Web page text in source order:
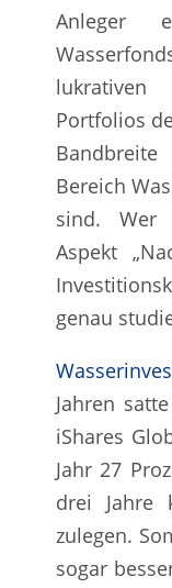
Anleger
Portfolios
Bereich
sind. Wer
Aspekt
genau
Jahren
iShares
Jahr 27
drei Jahre
zulegen.
sogar